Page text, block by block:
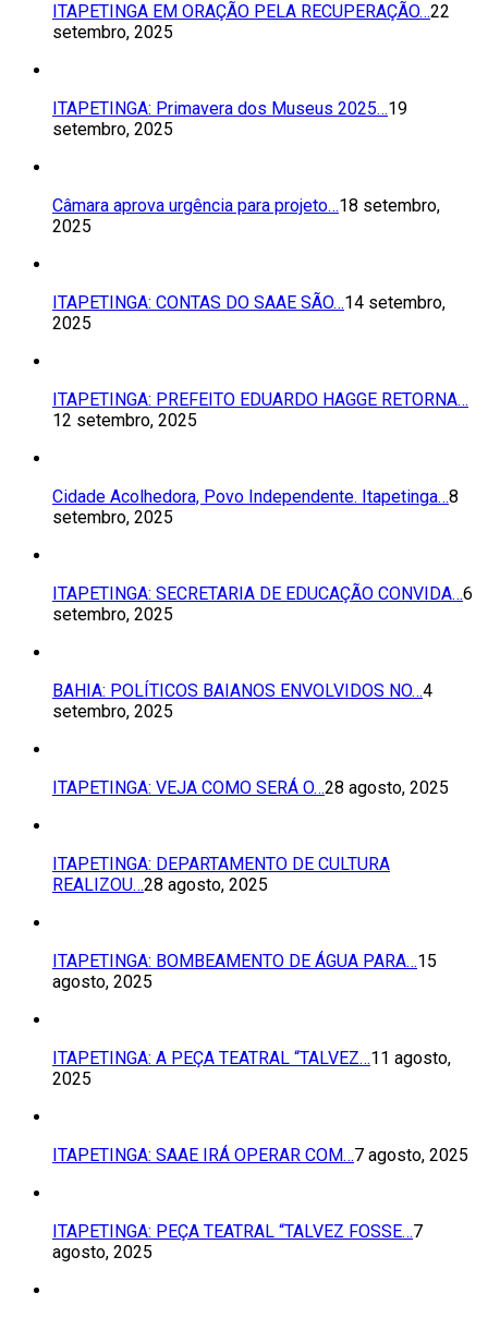
ITAPETINGA EM ORAÇÃO PELA RECUPERAÇÃO…22
setembro, 2025
ITAPETINGA: Primavera dos Museus 2025…19
setembro, 2025
Câmara aprova urgência para projeto…18 setembro,
2025
ITAPETINGA: CONTAS DO SAAE SÃO…14 setembro,
2025
ITAPETINGA: PREFEITO EDUARDO HAGGE RETORNA…
12 setembro, 2025
Cidade Acolhedora, Povo Independente. Itapetinga…8
setembro, 2025
ITAPETINGA: SECRETARIA DE EDUCAÇÃO CONVIDA…6
setembro, 2025
BAHIA: POLÍTICOS BAIANOS ENVOLVIDOS NO…4
setembro, 2025
ITAPETINGA: VEJA COMO SERÁ O…28 agosto, 2025
ITAPETINGA: DEPARTAMENTO DE CULTURA
REALIZOU…28 agosto, 2025
ITAPETINGA: BOMBEAMENTO DE ÁGUA PARA…15
agosto, 2025
ITAPETINGA: A PEÇA TEATRAL “TALVEZ…11 agosto,
2025
ITAPETINGA: SAAE IRÁ OPERAR COM…7 agosto, 2025
ITAPETINGA: PEÇA TEATRAL “TALVEZ FOSSE…7
agosto, 2025